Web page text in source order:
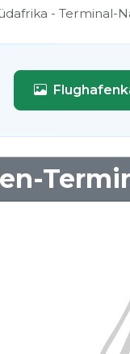
- Terminal-